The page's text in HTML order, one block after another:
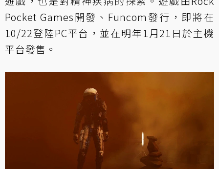
Pocket Games開發、Funcom發行，即將在
10/22登陸PC平台，並在明年1月21日於主機
平台發售。